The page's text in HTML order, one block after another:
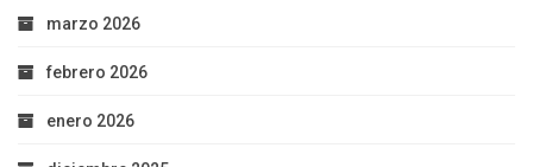
marzo 2026
febrero 2026
enero 2026